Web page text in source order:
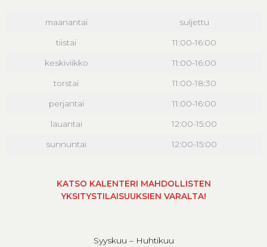
maanantai suljettu
tiistai 11:00-16:00
keskiviikko 11:00-16:00
torstai 11:00-18:30
perjantai 11:00-16:00
lauantai 12:00-15:00
sunnuntai 12:00-15:00
KATSO KALENTERI MAHDOLLISTEN
YKSITYSTILAISUUKSIEN VARALTA!
Syyskuu – Huhtikuu